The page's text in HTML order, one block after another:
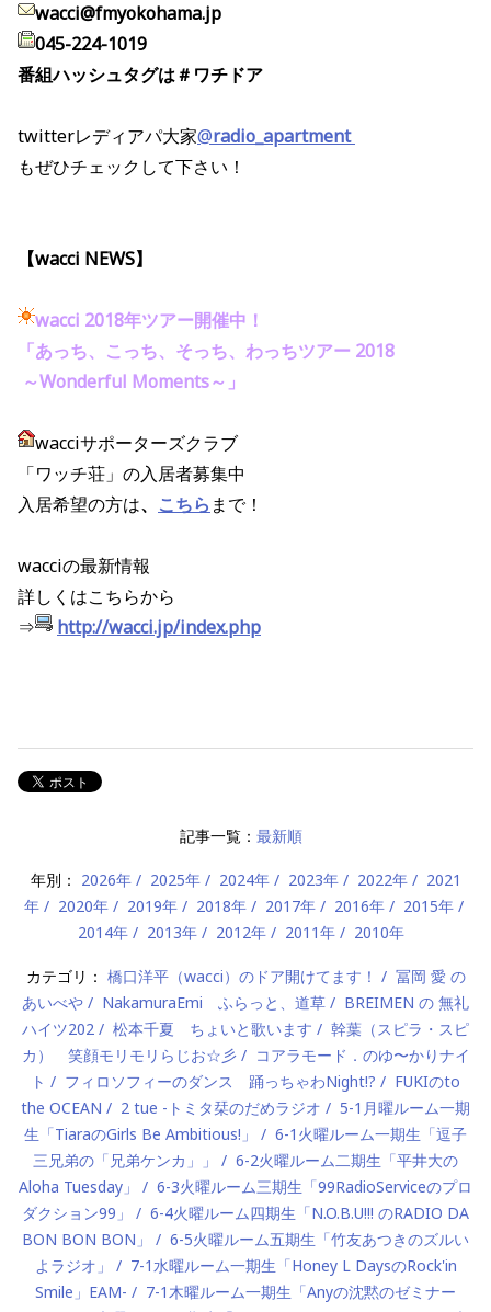
wacci@fmyokohama.jp
045-224-1019
番組ハッシュタグは＃ワチドア
twitterレディアパ大家@radio_apartment
もぜひチェックして下さい！
【wacci NEWS】
wacci 2018年ツアー開催中！
「あっち、こっち、そっち、わっちツアー 2018
～Wonderful Moments～」
wacciサポーターズクラブ
「ワッチ荘」の入居者募集中
入居希望の方は、 こちら まで！
wacciの最新情報
詳しくはこちらから
⇒
http://wacci.jp/index.php
記事一覧： 最新順
年別： 2026年 2025年 2024年 2023年 2022年
2021
年
2020年 2019年 2018年 2017年 2016年
2015年
2014年
2013年 2012年 2011年 2010年
カテゴリ： 橋口洋平（wacci）のドア開けてます！
冨岡 愛 の
あいべや
NakamuraEmi ふらっと、道草
BREIMEN の 無礼
ハイツ202
松本千夏 ちょいと歌います
幹葉（スピラ・スピ
カ） 笑顔モリモリらじお☆彡
コアラモード．のゆ〜かりナイ
ト
フィロソフィーのダンス 踊っちゃわNight!?
FUKIのto
the OCEAN
2 tue -トミタ栞のだめラジオ
5-1月曜ルーム一期
生「TiaraのGirls Be Ambitious!」
6-1火曜ルーム一期生「逗子
三兄弟の「兄弟ケンカ」」
6-2火曜ルーム二期生「平井大の
Aloha Tuesday」
6-3火曜ルーム三期生「99RadioServiceのプロ
ダクション99」
6-4火曜ルーム四期生「N.O.B.U!!! のRADIO DA
BON BON BON」
6-5火曜ルーム五期生「竹友あつきのズルい
よラジオ」
7-1水曜ルーム一期生「Honey L DaysのRock'in
Smile」EAM-
7-1木曜ルーム一期生「Anyの沈黙のゼミナー